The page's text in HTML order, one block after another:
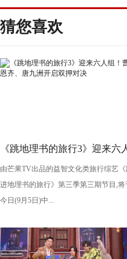
猜您喜欢
《跳地理书的旅行3》迎来六
组！曹恩齐、唐九洲开启双押
对决
由芒果TV出品的益智文化类旅行综艺
进地理书的旅行》第三季第三期节目,将
今日(9月5日)中...